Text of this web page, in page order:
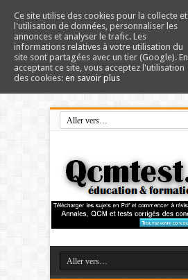
Ce site utilise des cookies pour la collecte et
l'utilisation de données, personnaliser les
annonces et analyser le trafic. Les
informations relatives à votre utilisation du
site sont partagées avec un tier (Google). En
acceptant ce site, vous acceptez l'utilisation
des cookies: en savoir plus